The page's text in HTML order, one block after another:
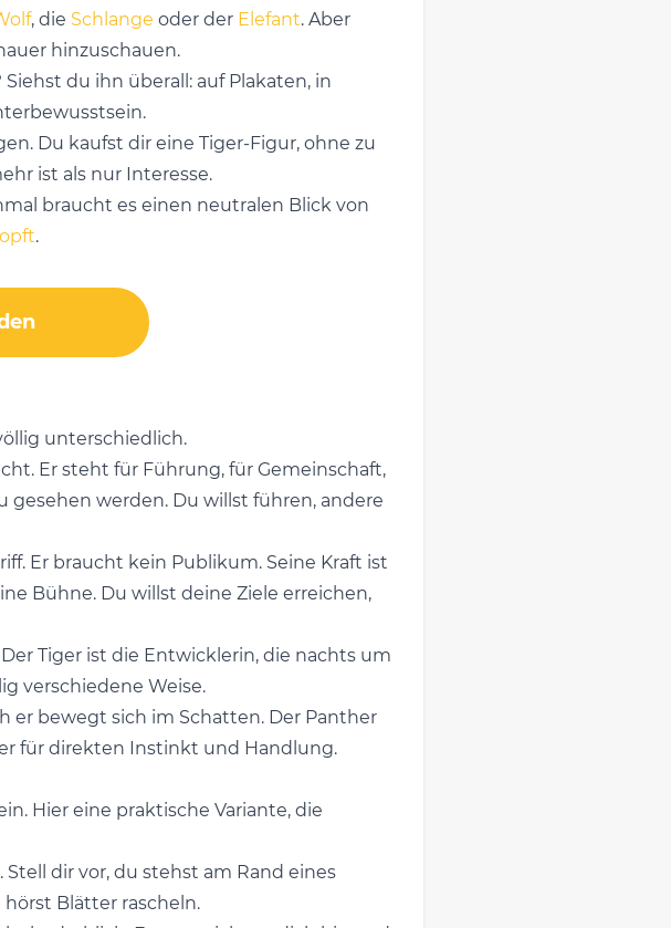
, die Schlange oder der Elefant. Aber
hinzuschauen.
du ihn überall: auf Plakaten, in
Du kaufst dir eine Tiger-Figur, ohne zu
ist als nur Interesse.
braucht es einen neutralen Blick von
.
unterschiedlich.
Er steht für Führung, für Gemeinschaft,
gesehen werden. Du willst führen, andere
Er braucht kein Publikum. Seine Kraft ist
Bühne. Du willst deine Ziele erreichen,
Tiger ist die Entwicklerin, die nachts um
verschiedene Weise.
er bewegt sich im Schatten. Der Panther
für direkten Instinkt und Handlung.
Hier eine praktische Variante, die
dir vor, du stehst am Rand eines
Blätter rascheln.